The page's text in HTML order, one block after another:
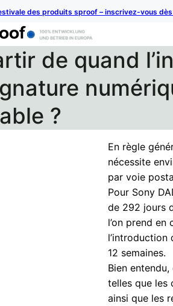
des produits sproof – inscrivez-vous
de quand
?
En règle
nécessite
par voie
Pour Sony
de 292 jours
l’on prend
l’introduction
12 semaines.
Bien
telles que les
ainsi que les